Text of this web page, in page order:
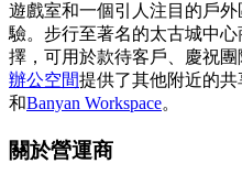
遊戲室和一個引人注目的戶
驗。步行至著名的太古城中
擇，可用於款待客戶、慶祝團
辦公空間提供了其他附近的
和Banyan Workspace。
關於營運商